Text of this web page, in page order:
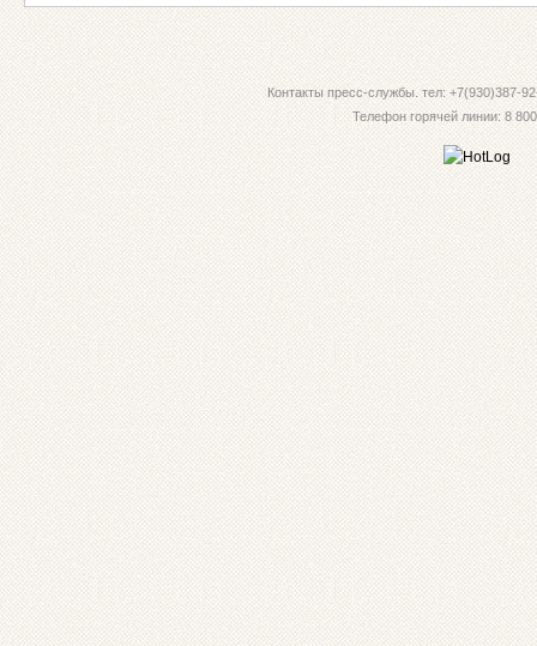
Контакты пресс-службы. тел: +7(930)387-
Телефон горячей линии: 8